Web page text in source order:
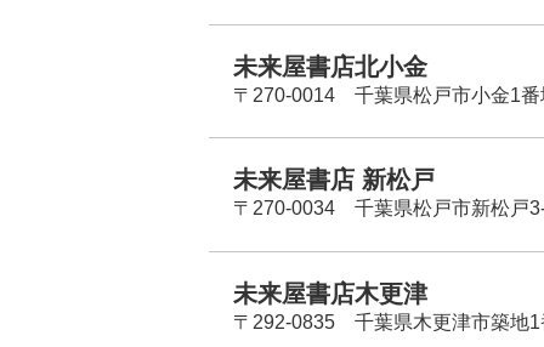
未来屋書店北小金
〒270-0014 千葉県松戸市小金1番
未来屋書店 新松戸
〒270-0034 千葉県松戸市新松戸
未来屋書店木更津
〒292-0835 千葉県木更津市築地1